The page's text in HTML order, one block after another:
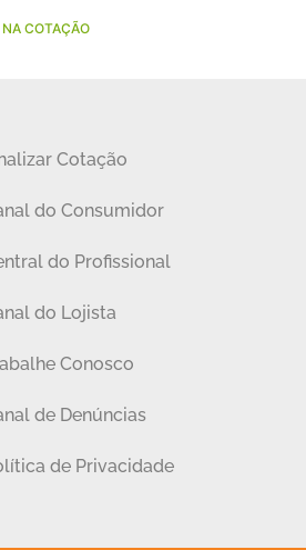
COTAÇÃO
Cotação
do Consumidor
do Profissional
do Lojista
Conosco
de Denúncias
de Privacidade